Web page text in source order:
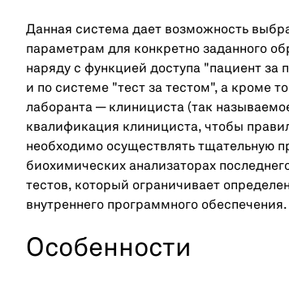
Данная система дает возможность
параметрам для конкретно заданного
наряду с функцией доступа "пациент
и по системе "тест за тестом", а кроме
лаборанта — клинициста (так
квалификация клинициста, чтобы
необходимо осуществлять тщательную
биохимических анализаторах
тестов, который ограничивает
внутреннего программного обеспечения.
Особенности